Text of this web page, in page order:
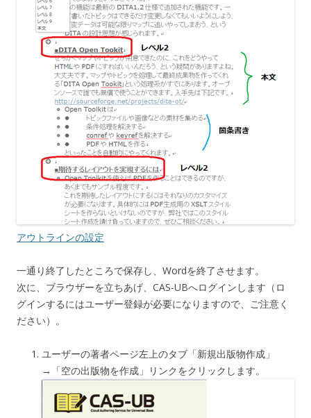
アウトラインの設定
一通り終了したところで保存し、Wordを終了させます。
次に、ブラウザーを立ちあげ、CAS-UBへログインします（ロ
グインするにはユーザー登録が必要になりますので、ご注意く
ださい）。
ユーザーの著者ページ左上のタブ「新規出版物作成」
→「空の出版物を作成」リンクをクリックします。